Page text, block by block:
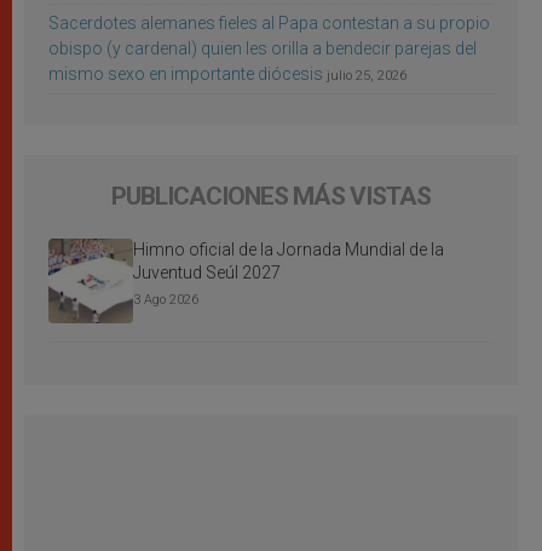
Sacerdotes alemanes fieles al Papa contestan a su propio
obispo (y cardenal) quien les orilla a bendecir parejas del
mismo sexo en importante diócesis julio 25, 2026
PUBLICACIONES MÁS VISTAS
Himno oficial de la Jornada Mundial de la
Juventud Seúl 2027
3 Ago 2026